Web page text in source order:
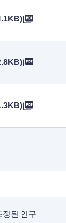
정된 인구